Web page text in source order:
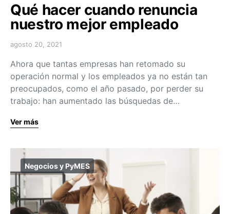
Qué hacer cuando renuncia
nuestro mejor empleado
agosto 20, 2021
Ahora que tantas empresas han retomado su
operación normal y los empleados ya no están tan
preocupados, como el año pasado, por perder su
trabajo: han aumentado las búsquedas de…
Ver más
Negocios y PyMES